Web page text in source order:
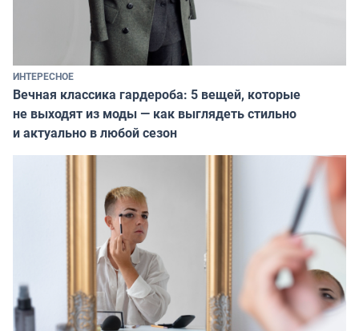
ИНТЕРЕСНОЕ
Вечная классика гардероба: 5 вещей, которые
не выходят из моды — как выглядеть стильно
и актуально в любой сезон